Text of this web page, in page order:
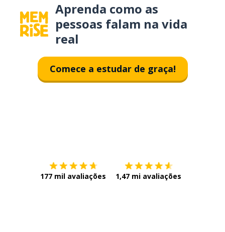
Aprenda como as
pessoas falam na vida
real
Comece a estudar de graça!
177 mil avaliações 1,47 mi avaliações